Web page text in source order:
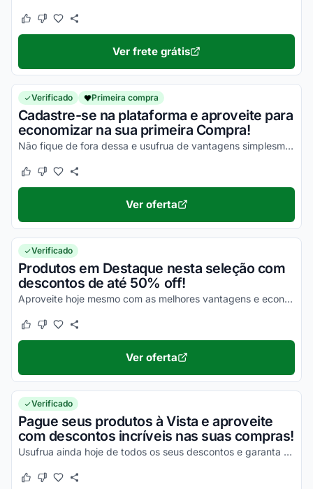
Este cupom funcionou
Este cupom não funcionou
Ver frete grátis
Verificado Primeira compra
Cadastre-se na plataforma e aproveite para
economizar na sua primeira Compra!
Não fique de fora dessa e usufrua de vantagens simplesmente incríveis!
Este cupom funcionou
Este cupom não funcionou
Ver oferta
Verificado
Produtos em Destaque nesta seleção com
descontos de até 50% off!
Aproveite hoje mesmo com as melhores vantagens e economize em todas as suas compras!
Este cupom funcionou
Este cupom não funcionou
Ver oferta
Verificado
Pague seus produtos à Vista e aproveite
com descontos incríveis nas suas compras!
Usufrua ainda hoje de todos os seus descontos e garanta a sua máxima economia!
Este cupom funcionou
Este cupom não funcionou